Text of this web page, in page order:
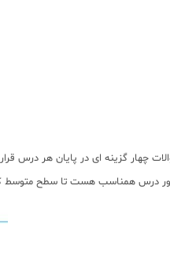
چهار گزینه ای در پایان هر
درس همناسب هست تا سطح متوسط که